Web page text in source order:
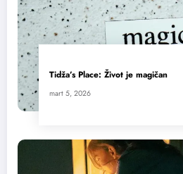
Tidža’s Place: Život je magičan
mart 5, 2026